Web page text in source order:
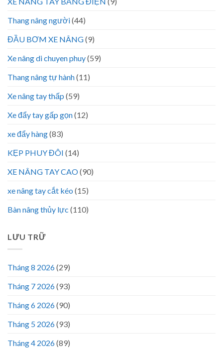
Thang nâng người(44)
ĐẦU BƠM XE NÂNG(9)
Xe nâng di chuyen phuy(59)
Thang nâng tự hành(11)
Xe nâng tay thấp (59)
Xe đẩy tay gấp gọn(12)
xe đẩy hàng(83)
KẸP PHUY ĐÔI (14)
XE NÂNG TAY CAO(90)
xe nâng tay cắt kéo (15)
Bàn nâng thủy lực (110)
LƯU TRỮ
Tháng 8 2026(29)
Tháng 7 2026(93)
Tháng 6 2026(90)
Tháng 5 2026(93)
Tháng 4 2026(89)